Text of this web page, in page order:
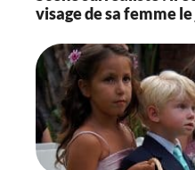
visage de sa femme